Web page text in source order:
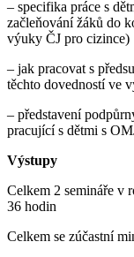
– specifika práce s
začleňování žáků do
výuky ČJ pro cizince)
– jak pracovat s
těchto dovedností ve
– představení
pracující s dětmi s
Výstupy
Celkem 2 semináře v
36 hodin
Celkem se zúčastní